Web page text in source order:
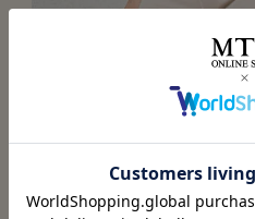
アウターからは見えない長さ
り血行促進。